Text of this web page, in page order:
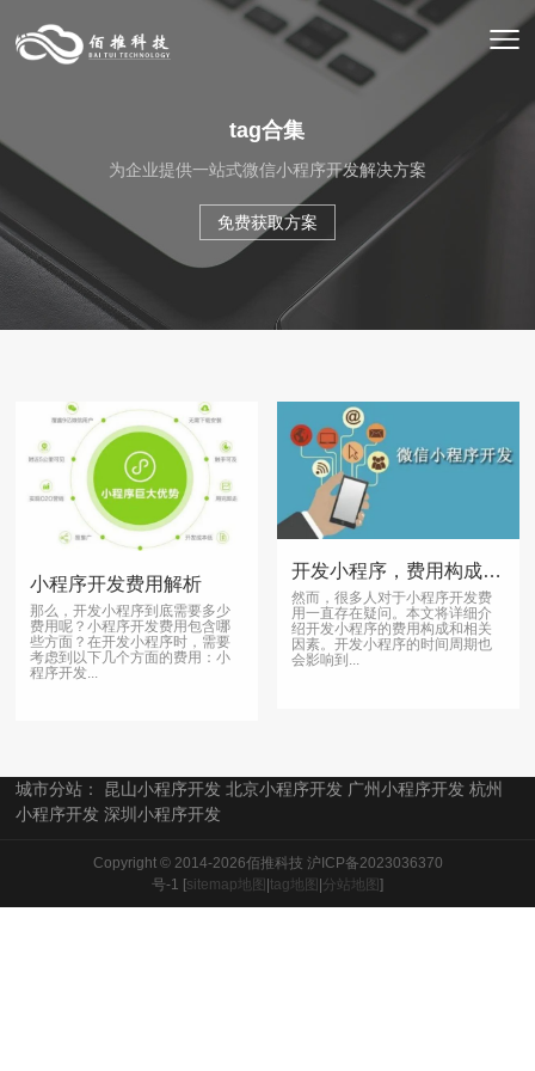
tag合集
为企业提供一站式微信小程序开发解决方案
免费获取方案
小程序开发费用解析
那么，开发小程序到底需要多少
费用呢？小程序开发费用包含哪
些方面？在开发小程序时，需要
考虑到以下几个方面的费用：小
程序开发...
开发小程序，费用构成和相关因素，你知道吗？
然而，很多人对于小程序开发费
用一直存在疑问。本文将详细介
绍开发小程序的费用构成和相关
因素。开发小程序的时间周期也
会影响到...
城市分站： 昆山小程序开发 北京小程序开发 广州小程序开发 杭州
小程序开发 深圳小程序开发
Copyright © 2014-2026佰推科技 沪ICP备2023036370
号-1 [sitemap地图 tag地图 分站地图 ]